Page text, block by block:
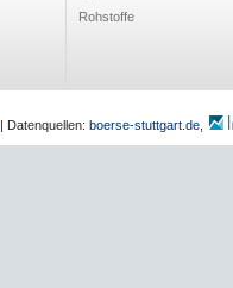
Rohstoffe
| Datenquellen: boerse-stuttgart.de